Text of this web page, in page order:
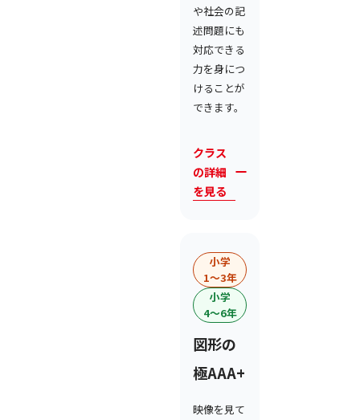
や社会の記
述問題にも
対応できる
力を身につ
けることが
できます。
クラス
の詳細
を見る
小学
1〜3年
小学
4〜6年
図形の
極AAA+
映像を見て